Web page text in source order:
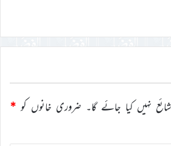
نہیں کیا جائے گا۔ ضروری خانوں کو *